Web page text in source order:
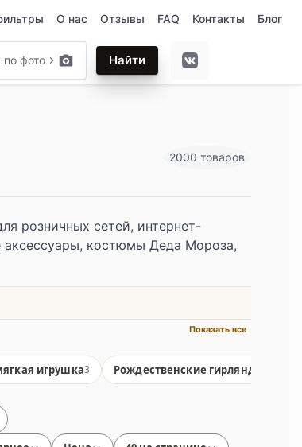
О нас Отзывы FAQ Контакты Блог
по фото Найти
2000 товаров
розничных сетей, интернет-
аксессуары, костюмы Деда Мороза,
Показать все
игрушка3 Рождественские гирлянды